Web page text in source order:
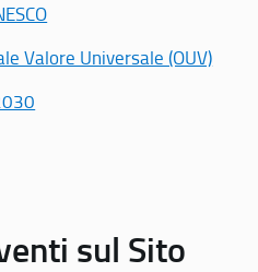
Valore Universale (OUV)
sul Sito